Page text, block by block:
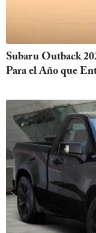
Subaru Outback
Para el Año que